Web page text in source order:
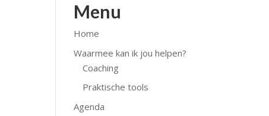
Menu
Home
Waarmee kan ik jou helpen?
Coaching
Praktische tools
Agenda